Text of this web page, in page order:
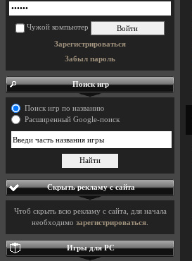
Чужой компьютер
Зарегистрироваться
Забыл пароль
Поиск игр
Поиск игр по названию
Расширенный Google-поиск
Скрыть рекламу с сайта
Чтоб скрыть всю рекламу с сайта, для начала
необходимо зарегистрироваться
Игры для PC